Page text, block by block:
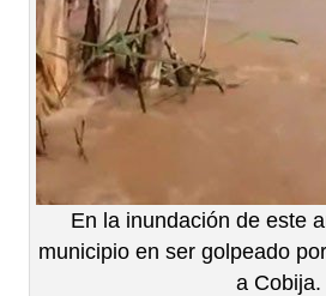
En la inundación de este
municipio en ser golpeado
a